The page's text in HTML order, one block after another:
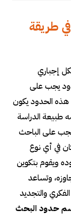
طريقة
إجباري
يجب على
هذه الحدود يكون
طبيعة الدراسة
على الباحث
في أي نوع
ويقوم بتكوين
وتساعد
والتجديد
حدود البحث